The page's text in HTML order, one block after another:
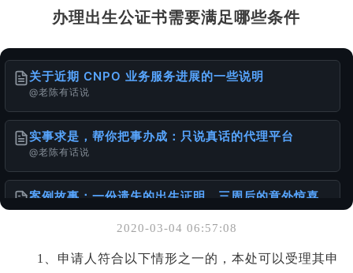
办理出生公证书需要满足哪些条件
关于近期 CNPO 业务服务进展的一些说明
@老陈有话说
实事求是，帮你把事办成：只说真话的代理平台
@老陈有话说
案例故事：一份遗失的出生证明，三周后的意外惊喜
@老陈有话说
2020-03-04 06:57:08
1、申请人符合以下情形之一的，本处可以受理其申